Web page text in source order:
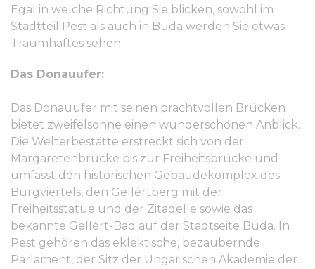
Egal in welche Richtung Sie blicken, sowohl im
Stadtteil Pest als auch in Buda werden Sie etwas
Traumhaftes sehen.
Das Donauufer:
Das Donauufer mit seinen prachtvollen Brücken
bietet zweifelsohne einen wunderschönen Anblick.
Die Welterbestätte erstreckt sich von der
Margaretenbrücke bis zur Freiheitsbrücke und
umfasst den historischen Gebäudekomplex des
Burgviertels, den Gellértberg mit der
Freiheitsstatue und der Zitadelle sowie das
bekannte Gellért-Bad auf der Stadtseite Buda. In
Pest gehören das eklektische, bezaubernde
Parlament, der Sitz der Ungarischen Akademie der